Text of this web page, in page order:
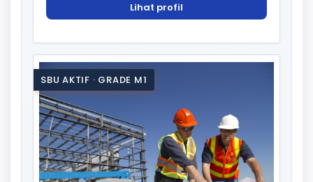
Lihat profil
SBU AKTIF · GRADE M1